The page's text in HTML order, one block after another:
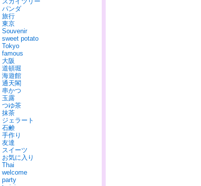
パンダ
旅行
東京
Souvenir
sweet potato
Tokyo
famous
大阪
道頓堀
海遊館
通天閣
串かつ
玉露
つゆ茶
抹茶
ジェラート
石鹸
手作り
友達
スイーツ
お気に入り
Thai
welcome
party